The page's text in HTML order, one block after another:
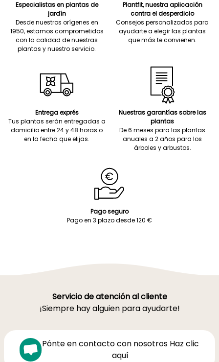
Especialistas en plantas de
jardín
Desde nuestros orígenes en
1950, estamos comprometidos
con la calidad de nuestras
plantas y nuestro servicio.
Plantfit, nuestra aplicación
contra el desperdicio
Consejos personalizados para
ayudarte a elegir las plantas
que más te convienen.
Entrega exprés
Tus plantas serán entregadas a
domicilio entre 24 y 48 horas o
en la fecha que elijas.
Nuestras garantías sobre las
plantas
De 6 meses para las plantas
anuales a 2 años para los
árboles y arbustos.
Pago seguro
Pago en 3 plazo desde 120 €
Servicio de atención al cliente
¡Siempre hay alguien para ayudarte!
Pónte en contacto con nosotros Haz clic
aquí